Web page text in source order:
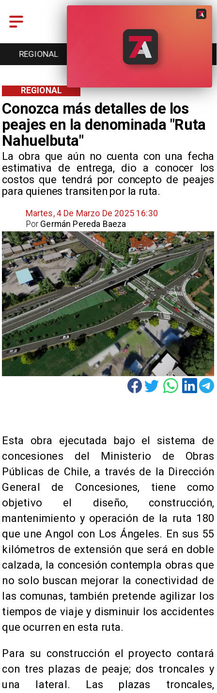
REGIONAL ENTRETENCIÓN
Conozca más detalles de los
peajes en la denominada "Ruta
Nahuelbuta"
La obra que aún no cuenta con una fecha
estimativa de entrega, dio a conocer los
costos que tendrá por concepto de peajes
para quienes transiten por la ruta.
REGIONAL
Martes, 4 De Marzo De 2025 16:30
Germán Pereda Baeza
Por
Esta obra ejecutada bajo el sistema de
concesiones del Ministerio de Obras
Públicas de Chile, a través de la Dirección
General de Concesiones, tiene como
objetivo el diseño, construcción,
mantenimiento y operación de la ruta 180
que une Angol con Los Ángeles. En sus 55
kilómetros de extensión que será en doble
calzada, la concesión contempla obras que
no solo buscan mejorar la conectividad de
las comunas, también pretende agilizar los
tiempos de viaje y disminuir los accidentes
que ocurren en esta ruta.
Para su construcción el proyecto contará
con tres plazas de peaje; dos troncales y
una lateral. Las plazas troncales,